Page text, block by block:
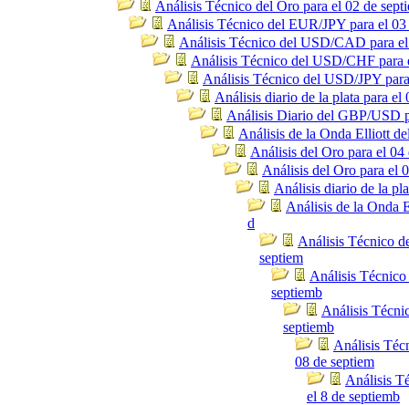
Análisis Técnico del Oro para el 02 de
Análisis Técnico del EUR/JPY para el 03
Análisis Técnico del USD/CAD para el
Análisis Técnico del USD/CHF para
Análisis Técnico del USD/JPY
Análisis diario de la plata para el
Análisis Diario del GBP/USD
Análisis de la Onda Elliott
Análisis del Oro para el 04
Análisis del Oro para el
Análisis diario de la
Análisis de la Onda
d
Análisis Técnico
septiem
Análisis
septiemb
Análisis
septiemb
Análisis
08 de septiem
Análisis
el 8 de septiemb